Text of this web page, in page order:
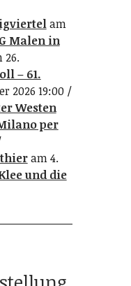
am
Malen in
26.
– 61.
2026 19:00
Westen
per
am 4.
und die